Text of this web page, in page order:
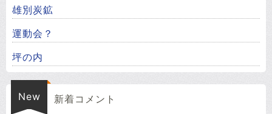
雄別炭鉱
運動会？
坪の内
New 新着コメント